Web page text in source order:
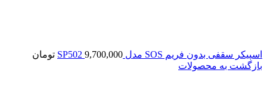
اسپیکر سقفی بدون فریم SOS مدل SP502 9,700,000
تومان
بازگشت به محصولات